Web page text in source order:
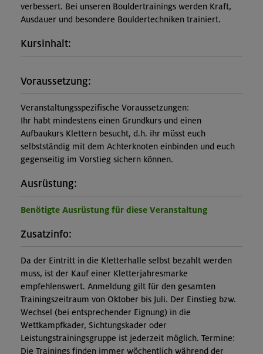
verbessert. Bei unseren Bouldertrainings werden Kraft,
Ausdauer und besondere Bouldertechniken trainiert.
Kursinhalt:
Voraussetzung:
Veranstaltungsspezifische Voraussetzungen:
Ihr habt mindestens einen Grundkurs und einen
Aufbaukurs Klettern besucht, d.h. ihr müsst euch
selbstständig mit dem Achterknoten einbinden und euch
gegenseitig im Vorstieg sichern können.
Ausrüstung:
Benötigte Ausrüstung für diese Veranstaltung
Zusatzinfo:
Da der Eintritt in die Kletterhalle selbst bezahlt werden
muss, ist der Kauf einer Kletterjahresmarke
empfehlenswert. Anmeldung gilt für den gesamten
Trainingszeitraum von Oktober bis Juli. Der Einstieg bzw.
Wechsel (bei entsprechender Eignung) in die
Wettkampfkader, Sichtungskader oder
Leistungstrainingsgruppe ist jederzeit möglich. Termine:
Die Trainings finden immer wöchentlich während der